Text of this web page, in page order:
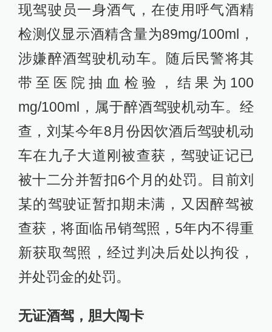
现驾驶员一身酒气，在使用呼气酒精
检测仪显示酒精含量为89mg/100ml，
涉嫌醉酒驾驶机动车。随后民警将其
带至医院抽血检验，结果为100
mg/100ml，属于醉酒驾驶机动车。经
查，刘某今年8月份因饮酒后驾驶机动
车在九子大道刚被查获，驾驶证记已
被十二分并暂扣6个月的处罚。目前刘
某的驾驶证暂扣期未满，又因醉驾被
查获，将面临吊销驾照，5年内不得重
新获取驾照，经过判决后处以拘役，
并处罚金的处罚。
无证酒驾，胆大闯卡